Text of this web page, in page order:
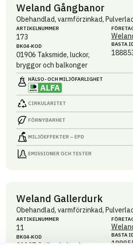
Weland Gångbanor
Obehandlad, varmförzinkad,
ARTIKEL­NUMMER
173
BK04-KOD
01906 Taksmide, luckor,
bryggor och balkonger
BASTA
HÄLSO- OCH MILJÖ­FARLIGHET
CIRKULARITET
FÖRNYBARHET
MILJÖEFFEKTER – EPD
EMISSIONER OCH TESTER
Weland Gallerdurk
Obehandlad, varmförzinkad,
ARTIKEL­NUMMER
11
BK04-KOD BASTA